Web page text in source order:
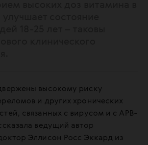
высокому риску
и других хронических
связанных с вирусом и с АРВ-
ведущий автор
Эллисон Росс Эккард из